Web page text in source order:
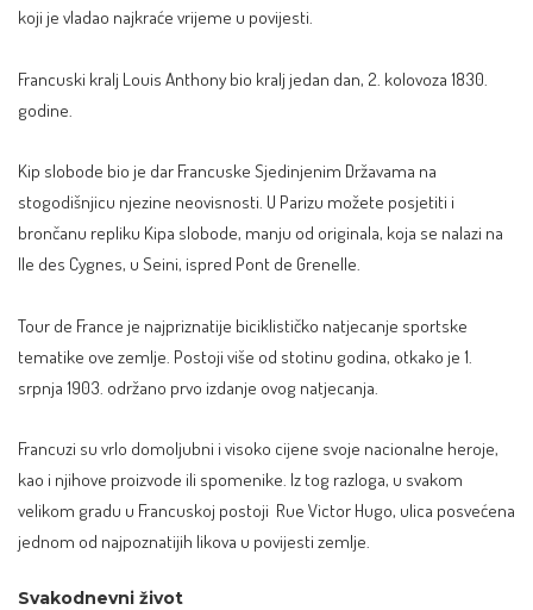
koji je vladao najkraće vrijeme u povijesti.
Francuski kralj Louis Anthony bio kralj jedan dan, 2. kolovoza 1830.
godine.
Kip slobode bio je dar Francuske Sjedinjenim Državama na
stogodišnjicu njezine neovisnosti. U Parizu možete posjetiti i
brončanu repliku Kipa slobode, manju od originala, koja se nalazi na
Ile des Cygnes, u Seini, ispred Pont de Grenelle.
Tour de France je najpriznatije biciklističko natjecanje sportske
tematike ove zemlje. Postoji više od stotinu godina, otkako je 1.
srpnja 1903. održano prvo izdanje ovog natjecanja.
Francuzi su vrlo domoljubni i visoko cijene svoje nacionalne heroje,
kao i njihove proizvode ili spomenike. Iz tog razloga, u svakom
velikom gradu u Francuskoj postoji Rue Victor Hugo, ulica posvećena
jednom od najpoznatijih likova u povijesti zemlje.
Svakodnevni život